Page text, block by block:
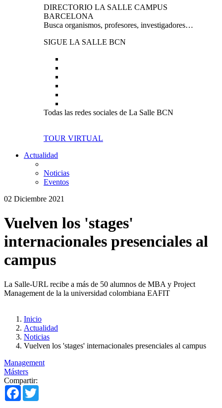
DIRECTORIO LA SALLE CAMPUS
BARCELONA
Busca organismos, profesores, investigadores…
SIGUE LA SALLE BCN
Todas las redes sociales de La Salle BCN
TOUR VIRTUAL
Actualidad
Noticias
Eventos
02 Diciembre 2021
Vuelven los 'stages'
internacionales presenciales al
campus
La Salle-URL recibe a más de 50 alumnos de MBA y Project
Management de la la universidad colombiana EAFIT
Inicio
Actualidad
Noticias
Vuelven los 'stages' internacionales presenciales al campus
Management
Másters
Compartir:
Facebook